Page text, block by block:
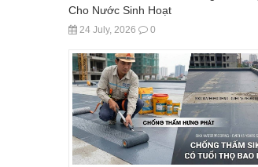
Cho Nước Sinh Hoạt
24 July, 2026 0